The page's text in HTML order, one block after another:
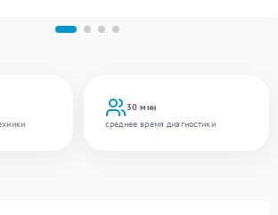
30 мин
среднее время диагностики